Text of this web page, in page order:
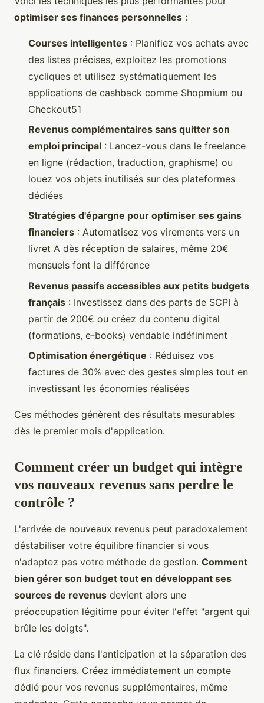
optimiser ses finances personnelles :
Courses intelligentes : Planifiez vos achats avec
des listes précises, exploitez les promotions
cycliques et utilisez systématiquement les
applications de cashback comme Shopmium ou
Checkout51
Revenus complémentaires sans quitter son
emploi principal : Lancez-vous dans le freelance
en ligne (rédaction, traduction, graphisme) ou
louez vos objets inutilisés sur des plateformes
dédiées
Stratégies d'épargne pour optimiser ses gains
financiers : Automatisez vos virements vers un
livret A dès réception de salaires, même 20€
mensuels font la différence
Revenus passifs accessibles aux petits budgets
français : Investissez dans des parts de SCPI à
partir de 200€ ou créez du contenu digital
(formations, e-books) vendable indéfiniment
Optimisation énergétique : Réduisez vos
factures de 30% avec des gestes simples tout en
investissant les économies réalisées
Ces méthodes génèrent des résultats mesurables
dès le premier mois d'application.
Comment créer un budget qui intègre
vos nouveaux revenus sans perdre le
contrôle ?
L'arrivée de nouveaux revenus peut paradoxalement
déstabiliser votre équilibre financier si vous
n'adaptez pas votre méthode de gestion. Comment
bien gérer son budget tout en développant ses
sources de revenus devient alors une
préoccupation légitime pour éviter l'effet "argent qui
brûle les doigts".
La clé réside dans l'anticipation et la séparation des
flux financiers. Créez immédiatement un compte
dédié pour vos revenus supplémentaires, même